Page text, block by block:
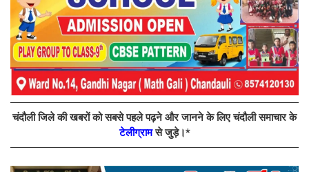
चंदौली जिले की खबरों को सबसे पहले पढ़ने और जानने के लिए चंदौली समाचार के
टेलीग्रामसे जुड़े।*